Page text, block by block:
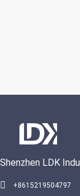
Shenzhen LDK
+8615219504797